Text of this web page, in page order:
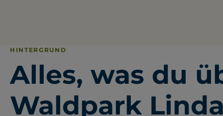
HINTERGRUND
Alles, was du
Waldpark